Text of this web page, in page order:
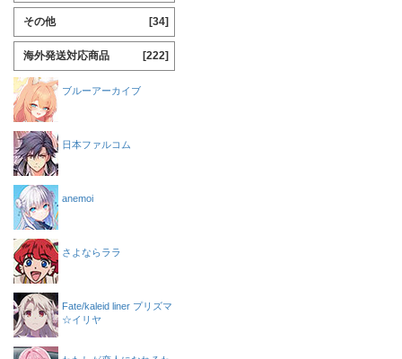
その他 [34]
海外発送対応商品 [222]
ブルーアーカイブ
日本ファルコム
anemoi
さよならララ
Fate/kaleid liner プリズマ
☆イリヤ